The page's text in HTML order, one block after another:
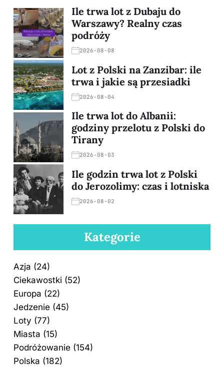
Ile trwa lot z Dubaju do
Warszawy? Realny czas
podróży
2026-08-08
Lot z Polski na Zanzibar: ile
trwa i jakie są przesiadki
2026-08-04
Ile trwa lot do Albanii:
godziny przelotu z Polski do
Tirany
2026-08-03
Ile godzin trwa lot z Polski
do Jerozolimy: czas i lotniska
2026-08-02
Kategorie
Azja (24)
Ciekawostki (52)
Europa (22)
Jedzenie (45)
Loty (77)
Miasta (15)
Podróżowanie (154)
Polska (182)